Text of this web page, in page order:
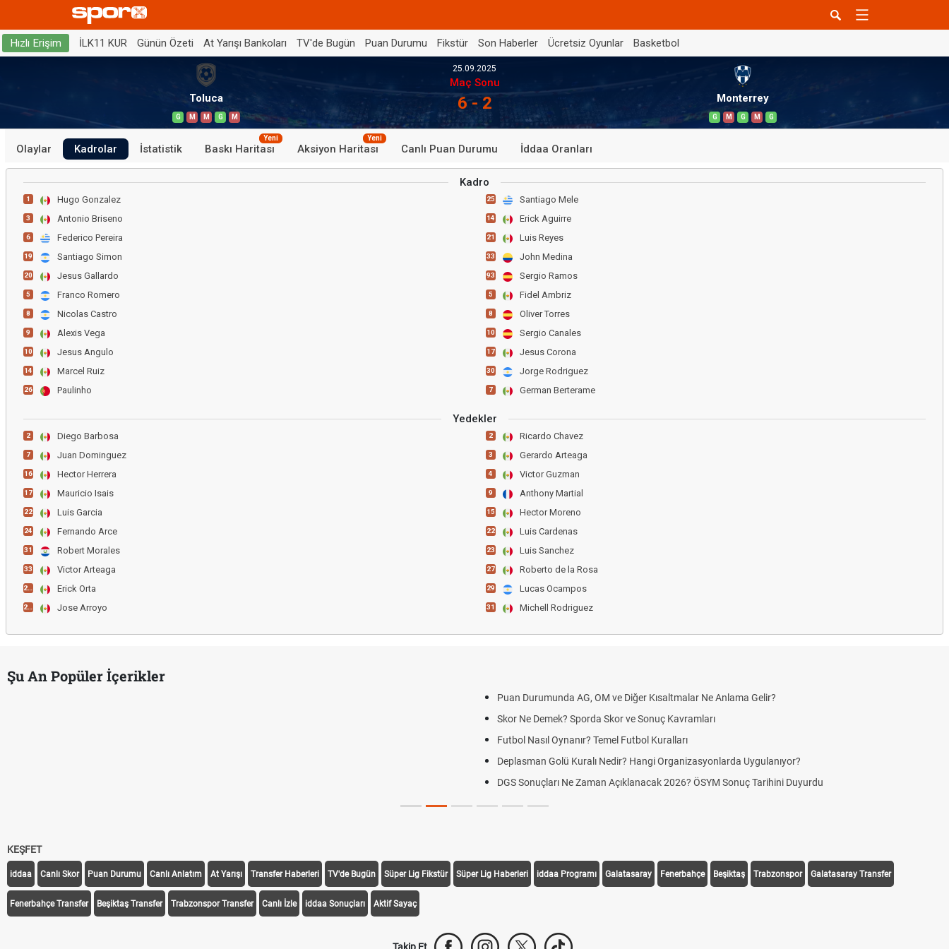
Hızlı Erişim İLK11 KUR Günün Özeti At Yarışı Bankoları TV'de Bugün Puan Durumu Fikstür Son Haberler Ücretsiz Oyunlar Basketbol
Toluca
G M M G M
25.09.2025
Maç Sonu
6 - 2 Monterrey
G M G M G
Olaylar Kadrolar İstatistik Baskı Haritası
Yeni
Aksiyon Haritası
Yeni
Canlı Puan Durumu İddaa Oranları
Kadro
1 Hugo Gonzalez
3 Antonio Briseno
6 Federico Pereira
19 Santiago Simon
20 Jesus Gallardo
5 Franco Romero
8 Nicolas Castro
9 Alexis Vega
10 Jesus Angulo
14 Marcel Ruiz
26 Paulinho
25 Santiago Mele
14 Erick Aguirre
21 Luis Reyes
33 John Medina
93 Sergio Ramos
5 Fidel Ambriz
8 Oliver Torres
10 Sergio Canales
17 Jesus Corona
30 Jorge Rodriguez
7 German Berterame
Yedekler
2 Diego Barbosa
7 Juan Dominguez
16 Hector Herrera
17 Mauricio Isais
22 Luis Garcia
24 Fernando Arce
31 Robert Morales
33 Victor Arteaga
Erick Orta
Jose Arroyo
2 Ricardo Chavez
3 Gerardo Arteaga
4 Victor Guzman
9 Anthony Martial
15 Hector Moreno
22 Luis Cardenas
23 Luis Sanchez
27 Roberto de la Rosa
29 Lucas Ocampos
31 Michell Rodriguez
Şu An Popüler İçerikler
KEŞFET
iddaa Canlı Skor Puan Durumu Canlı Anlatım At Yarışı Transfer Haberleri TV'de Bugün Süper Lig Fikstür Süper Lig Haberleri iddaa Programı Galatasaray Fenerbahçe Beşiktaş Trabzonspor Galatasaray Transfer
Fenerbahçe Transfer Beşiktaş Transfer Trabzonspor Transfer Canlı İzle iddaa Sonuçları Aktif Sayaç
Takip Et